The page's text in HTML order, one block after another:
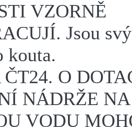
VZORNĚ
Jsou
kouta.
O
NÁDRŽE NA
VODU